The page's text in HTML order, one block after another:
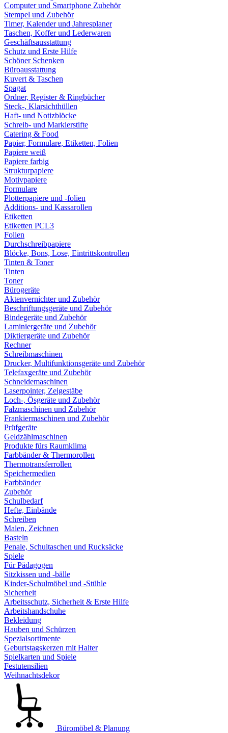
Computer und Smartphone Zubehör
Stempel und Zubehör
Timer, Kalender und Jahresplaner
Taschen, Koffer und Lederwaren
Geschäftsausstattung
Schutz und Erste Hilfe
Schöner Schenken
Büroausstattung
Kuvert & Taschen
Spagat
Ordner, Register & Ringbücher
Steck-, Klarsichthüllen
Haft- und Notizblöcke
Schreib- und Markierstifte
Catering & Food
Papier, Formulare, Etiketten, Folien
Papiere weiß
Papiere farbig
Strukturpapiere
Motivpapiere
Formulare
Plotterpapiere und -folien
Additions- und Kassarollen
Etiketten
Etiketten PCL3
Folien
Durchschreibpapiere
Blöcke, Bons, Lose, Eintrittskontrollen
Tinten & Toner
Tinten
Toner
Bürogeräte
Aktenvernichter und Zubehör
Beschriftungsgeräte und Zubehör
Bindegeräte und Zubehör
Laminiergeräte und Zubehör
Diktiergeräte und Zubehör
Rechner
Schreibmaschinen
Drucker, Multifunktionsgeräte und Zubehör
Telefaxgeräte und Zubehör
Schneidemaschinen
Laserpointer, Zeigestäbe
Loch-, Ösgeräte und Zubehör
Falzmaschinen und Zubehör
Frankiermaschinen und Zubehör
Prüfgeräte
Geldzählmaschinen
Produkte fürs Raumklima
Farbbänder & Thermorollen
Thermotransferrollen
Speichermedien
Farbbänder
Zubehör
Schulbedarf
Hefte, Einbände
Schreiben
Malen, Zeichnen
Basteln
Penale, Schultaschen und Rucksäcke
Spiele
Für Pädagogen
Sitzkissen und -bälle
Kinder-Schulmöbel und -Stühle
Sicherheit
Arbeitsschutz, Sicherheit & Erste Hilfe
Arbeitshandschuhe
Bekleidung
Hauben und Schürzen
Spezialsortimente
Geburtstagskerzen mit Halter
Spielkarten und Spiele
Festutensilien
Weihnachtsdekor
Büromöbel & Planung